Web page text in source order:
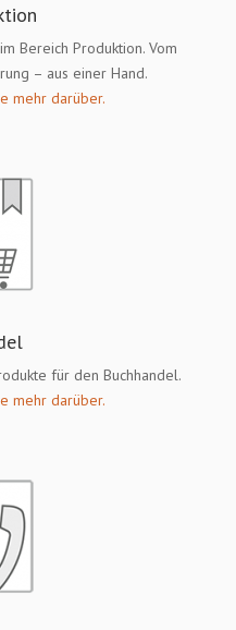
Bereich Produktion. Vom
– aus einer Hand.
mehr darüber.
für den Buchhandel.
mehr darüber.